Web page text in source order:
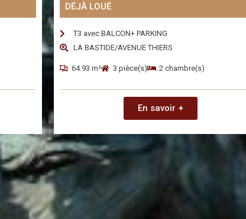
DÉJÀ LOUÉ
T3 avec BALCON+ PARKING
LA BASTIDE/AVENUE THIERS
64.93 m² 3 pièce(s) 2 chambre(s)
En savoir +